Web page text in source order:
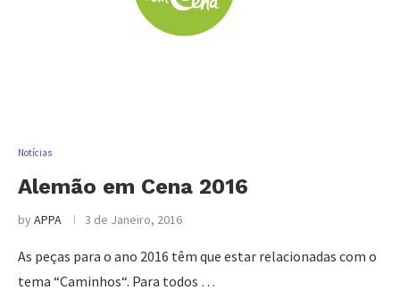
Notícias
Alemão em Cena 2016
byAPPA 3 de Janeiro, 2016
As peças para o ano 2016 têm que estar relacionadas com o
tema “Caminhos“. Para todos …